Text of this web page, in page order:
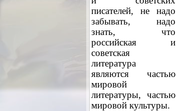
писателей, не надо
забывать, надо
знать, что
российская и
советская
литература
являются частью
мировой
литературы, частью
мировой культуры.